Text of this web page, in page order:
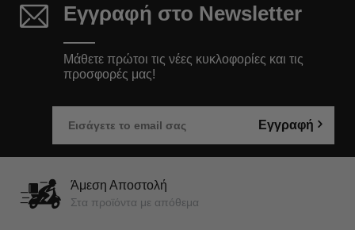
Εγγραφή στο Newsletter
Μάθετε πρώτοι τις νέες κυκλοφορίες και τις
προσφορές μας!
Εγγραφή
Άμεση Αποστολή
Στα προϊόντα με απόθεμα